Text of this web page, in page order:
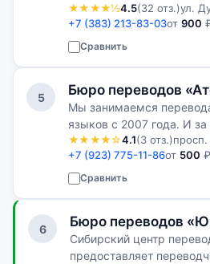
использования в России
★★★★½4.5(32 отз.)ул.
+7 (383) 213-83-03от 900
Сравнить
5 Бюро переводов
Мы занимаемся
языков с 2007 года. И
большой опыт работы
переводами различной
сложности, так и в
★★★★☆4.1(3 отз.)
+7 (923) 775-11-86от 500 ₽
Сравнить
6 Бюро переводов
Сибирский центр
предоставляет